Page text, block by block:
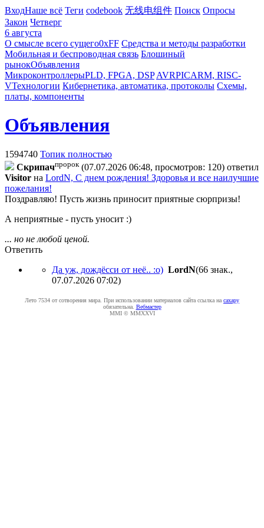
ВходНаше всё Теги codebook 无线电组件 Поиск Опросы
Закон Четверг
6 августа
О смысле всего сущего0xFF Средства и методы разработки
Мобильная и беспроводная связь Блошиный
рынокОбъявления
МикроконтроллерыPLD, FPGA, DSP AVRPICARM, RISC-
VТехнологии Кибернетика, автоматика, протоколы Схемы,
платы, компоненты
Объявления
1594740 Топик полностью
Cкpипaчпророк (07.07.2026 06:48, просмотров: 120) ответил
Visitor на LordN, С днем рождения! Здоровья и все наилучшие
пожелания!
Поздравляю! Пусть жизнь приносит приятные сюрпризы!
А неприятные - пусть уносит :)
... но не любой ценой.
Ответить
Да уж, дождёсси от неё.. :о) LordN(66 знак.,
07.07.2026 07:02)
Лето 7534 от сотворения мира. При использовании материалов сайта ссылка на caxapу
обязательна. Вебмастер
MMI © MMXXVI